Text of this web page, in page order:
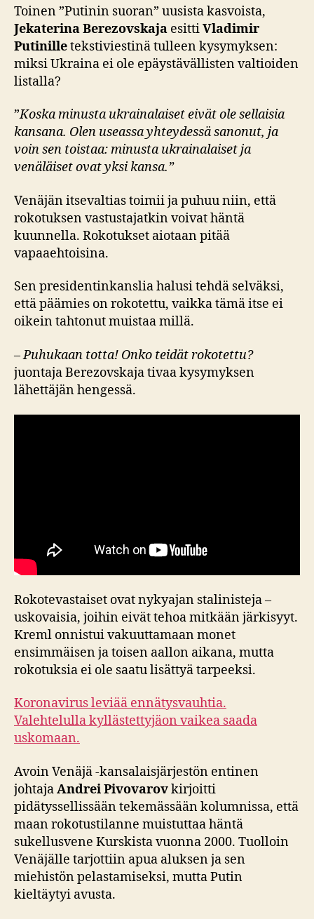
Toinen ”Putinin suoran” uusista kasvoista,
Jekaterina Berezovskaja esittiVladimir
Putinilletekstiviestinä tulleen kysymyksen:
miksi Ukraina ei ole epäystävällisten valtioiden
listalla?
”Koska minusta ukrainalaiset eivät ole sellaisia
kansana. Olen useassa yhteydessä sanonut, ja
voin sen toistaa: minusta ukrainalaiset ja
venäläiset ovat yksi kansa.”
Venäjän itsevaltias toimii ja puhuu niin, että
rokotuksen vastustajatkin voivat häntä
kuunnella. Rokotukset aiotaan pitää
vapaaehtoisina.
Sen presidentinkanslia halusi tehdä selväksi,
että päämies on rokotettu, vaikka tämä itse ei
oikein tahtonut muistaa millä.
–Puhukaan totta! Onko teidät rokotettu?
juontaja Berezovskaja tivaa kysymyksen
lähettäjän hengessä.
Rokotevastaiset ovat nykyajan stalinisteja –
uskovaisia, joihin eivät tehoa mitkään järkisyyt.
Kreml onnistui vakuuttamaan monet
ensimmäisen ja toisen aallon aikana, mutta
rokotuksia ei ole saatu lisättyä tarpeeksi.
Koronavirus leviää ennätysvauhtia.
Valehtelulla kyllästettyjäon vaikea saada
uskomaan.
Avoin Venäjä -kansalaisjärjestön entinen
johtajaAndrei Pivovarovkirjoitti
pidätyssellissään tekemässään kolumnissa, että
maan rokotustilanne muistuttaa häntä
sukellusvene Kurskista vuonna 2000. Tuolloin
Venäjälle tarjottiin apua aluksen ja sen
miehistön pelastamiseksi, mutta Putin
kieltäytyi avusta.